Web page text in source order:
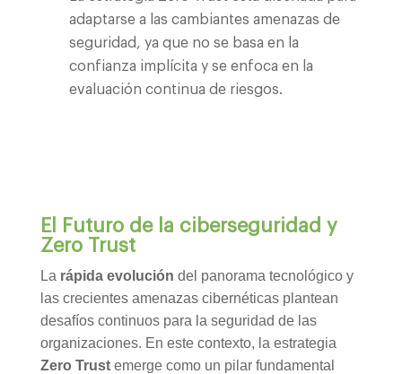
adaptarse a las cambiantes amenazas de
seguridad, ya que no se basa en la
confianza implícita y se enfoca en la
evaluación continua de riesgos.
El Futuro de la ciberseguridad y
Zero Trust
La rápida evolución del panorama tecnológico y
las crecientes amenazas cibernéticas plantean
desafíos continuos para la seguridad de las
organizaciones. En este contexto, la estrategia
Zero Trustemerge como un pilar fundamental